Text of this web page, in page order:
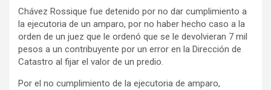
Chávez Rossique fue detenido por no dar cumplimiento a
la ejecutoria de un amparo, por no haber hecho caso a la
orden de un juez que le ordenó que se le devolvieran 7 mil
pesos a un contribuyente por un error en la Dirección de
Catastro al fijar el valor de un predio.
Por el no cumplimiento de la ejecutoria de amparo,